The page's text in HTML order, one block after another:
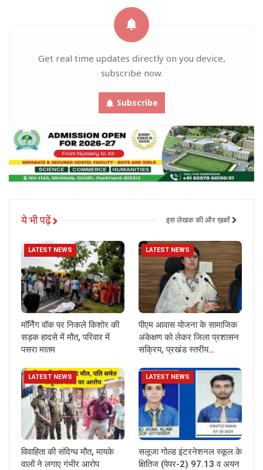
Get real time updates directly on you device,
subscribe now.
Subscribe
ये भी पढ़ें इस लेखक की और ख़बरें
LATEST NEWS
मॉर्निंग वॉक पर निकले किशोर की
सड़क हादसे में मौत, परिवार में
पसरा मातम
LATEST NEWS
पीएम आवास योजना के सामाजिक
अंकेक्षण को लेकर जिला प्रशासन
सक्रिय, प्रखंड स्तरीय…
LATEST NEWS
विवाहिता की संदिग्ध मौत, मायके
वालों ने लगाए गंभीर आरोप
LATEST NEWS
सलूजा गोल्ड इंटरनेशनल स्कूल के
क्षितिज (पेपर-2) 97.13 व अयन